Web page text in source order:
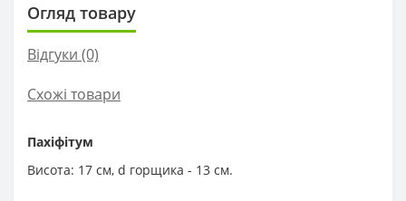
Огляд товару
Відгуки (0)
Схожі товари
Пахіфітум
Висота: 17 см, d горщика - 13 см.